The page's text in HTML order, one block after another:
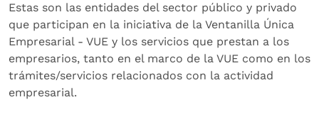
Estas son las entidades del sector público y privado
que participan en la iniciativa de la Ventanilla Única
Empresarial - VUE y los servicios que prestan a los
empresarios, tanto en el marco de la VUE como en los
trámites/servicios relacionados con la actividad
empresarial.